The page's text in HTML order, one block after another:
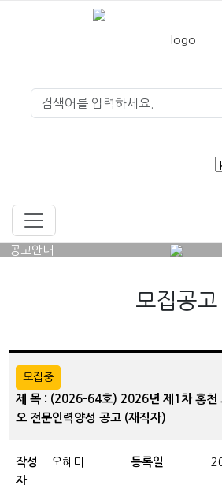
공고안내
모집공고
모집중
제 목 : (2026-64호) 2026년 제1차 홍천
오 전문인력양성 공고 (재직자)
작성
자
오혜미 등록일